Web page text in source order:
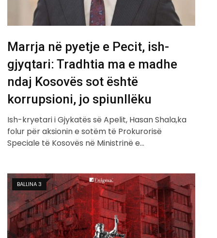
Marrja në pyetje e Pecit, ish-
gjyqtari: Tradhtia ma e madhe
ndaj Kosovës sot është
korrupsioni, jo spiunllëku
Ish-kryetari i Gjykatës së Apelit, Hasan Shala,ka
folur për aksionin e sotëm të Prokurorisë
Speciale të Kosovës në Ministrinë e…
BALLINA 3